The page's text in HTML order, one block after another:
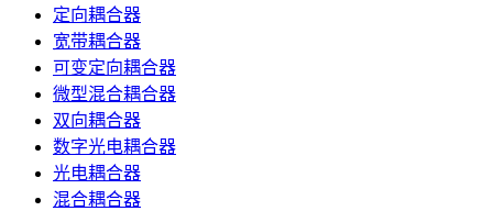
定向耦合器
宽带耦合器
可变定向耦合器
微型混合耦合器
双向耦合器
数字光电耦合器
光电耦合器
混合耦合器